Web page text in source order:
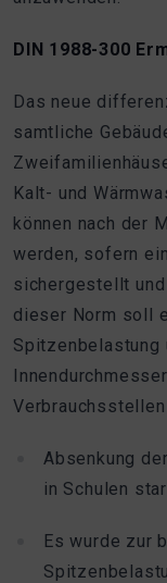
DIN 1988-300
Das neue
samtliche
Kalt- und
können nach der
werden, sofern
sichergestellt
dieser Norm soll
Spitzenbelastung
Absenkung
in Schulen
Es wurde zur